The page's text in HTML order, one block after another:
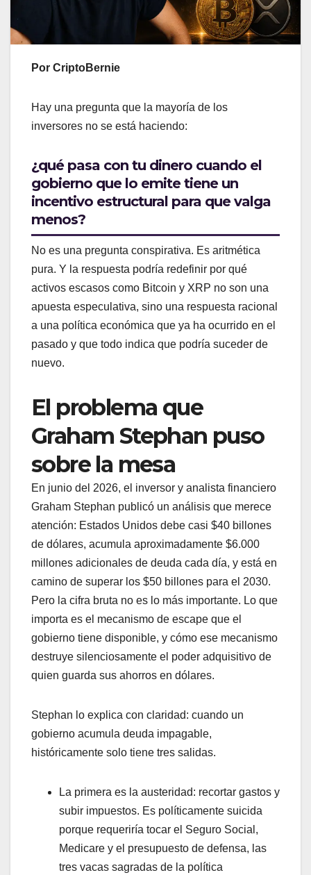
Por CriptoBernie
Hay una pregunta que la mayoría de los
inversores no se está haciendo:
¿qué pasa con tu dinero cuando el
gobierno que lo emite tiene un
incentivo estructural para que valga
menos?
No es una pregunta conspirativa. Es aritmética
pura. Y la respuesta podría redefinir por qué
activos escasos como Bitcoin y XRP no son una
apuesta especulativa, sino una respuesta racional
a una política económica que ya ha ocurrido en el
pasado y que todo indica que podría suceder de
nuevo.
El problema que
Graham Stephan puso
sobre la mesa
En junio del 2026, el inversor y analista financiero
Graham Stephan publicó un análisis que merece
atención: Estados Unidos debe casi $40 billones
de dólares, acumula aproximadamente $6.000
millones adicionales de deuda cada día, y está en
camino de superar los $50 billones para el 2030.
Pero la cifra bruta no es lo más importante. Lo que
importa es el mecanismo de escape que el
gobierno tiene disponible, y cómo ese mecanismo
destruye silenciosamente el poder adquisitivo de
quien guarda sus ahorros en dólares.
Stephan lo explica con claridad: cuando un
gobierno acumula deuda impagable,
históricamente solo tiene tres salidas.
La primera es la austeridad: recortar gastos y
subir impuestos. Es políticamente suicida
porque requeriría tocar el Seguro Social,
Medicare y el presupuesto de defensa, las
tres vacas sagradas de la política